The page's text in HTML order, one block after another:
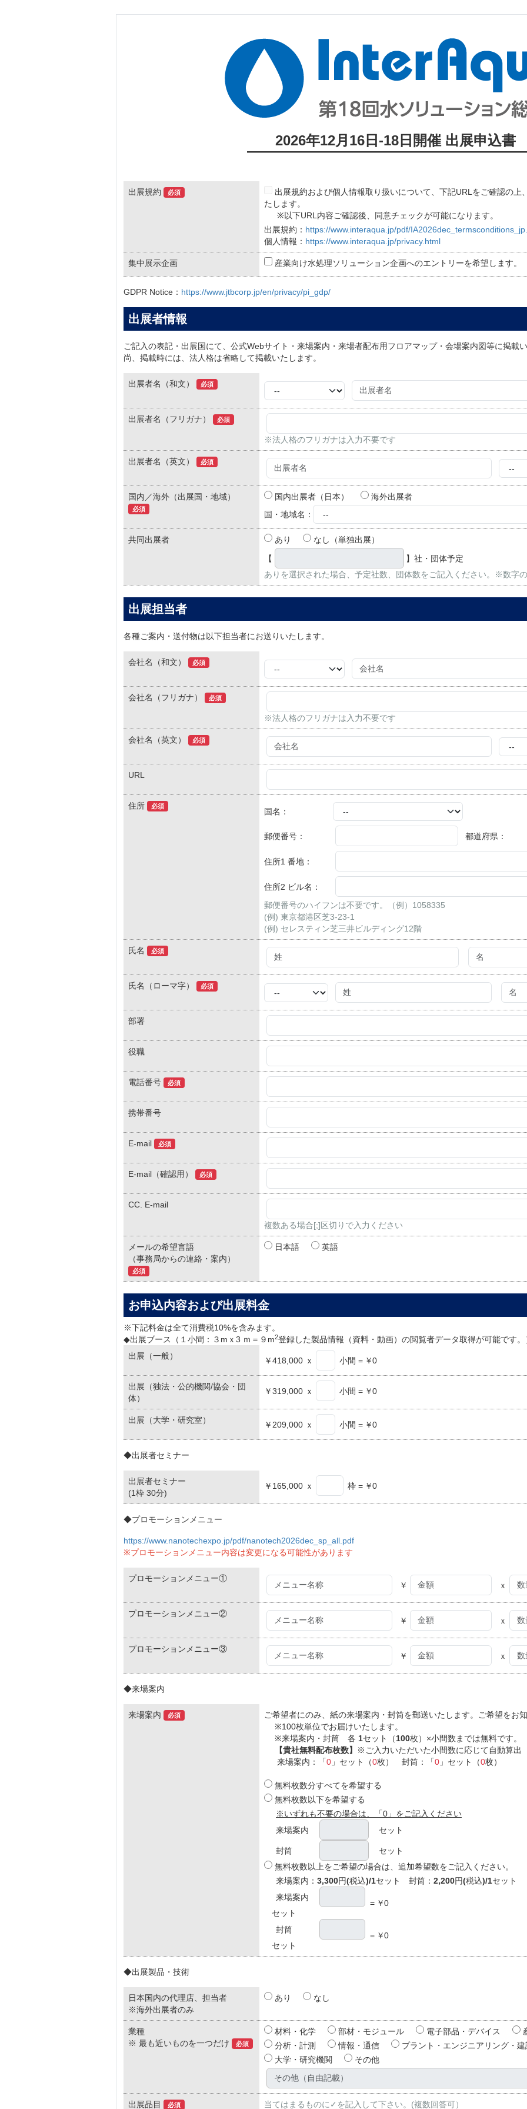
2026年12月16日-18日開催 出展申込書
出展規約 必須
出展規約および個人情報取り扱いについて、下記URLをご確認の上
たします。
※以下URL内容ご確認後、同意チェックが可能になります。
出展規約： https://www.interaqua.jp/pdf/
個人情報： https://www.interaqua.jp/privacy.html
集中展示企画 産業向け水処理ソリューション企画へのエントリーを希望します。
GDPR Notice： https://www.jtbcorp.jp/en/privacy/pi_gdp/
出展者情報
ご記入の表記・出展国にて、公式Webサイト・来場案内・来場者配布用フロアマップ・会場案内図等に掲載
尚、掲載時には、法人格は省略して掲載いたします。
出展者名（和文） 必須
出展者名（フリガナ） 必須
※法人格のフリガナは入力不要です
出展者名（英文） 必須
国内／海外（出展国・地域）
必須
国内出展者（日本）
海外出展者
国・地域名：
共同出展者 あり
なし（単独出展）
【
】社・団体予定
ありを選択された場合、予定社数、団体数をご記入ください。※数字
出展担当者
各種ご案内・送付物は以下担当者にお送りいたします。
会社名（和文） 必須
会社名（フリガナ） 必須
※法人格のフリガナは入力不要です
会社名（英文） 必須
URL
住所 必須
国名：
郵便番号： 都道府県：
住所1 番地：
住所2 ビル名：
郵便番号のハイフンは不要です。（例）1058335
(例) 東京都港区芝3-23-1
(例) セレスティン芝三井ビルディング12階
氏名 必須
氏名（ローマ字） 必須
部署
役職
電話番号 必須
携帯番号
E-mail 必須
E-mail（確認用） 必須
CC. E-mail
複数ある場合[;]区切りで入力ください
メールの希望言語
（事務局からの連絡・案内）
必須
日本語 英語
お申込内容および出展料金
※下記料金は全て消費税10%を含みます。
◆出展ブース（１小間：３mｘ3 ｍ＝９m2登録した製品情報（資料・動画）の閲覧者データ取得が可能です。
出展（一般）
￥418,000 ｘ 小間 = ￥0
出展（独法・公的機関/協会・団
体）
￥319,000 ｘ 小間 = ￥0
出展（大学・研究室） ￥209,000 ｘ 小間 = ￥0
◆出展者セミナー
出展者セミナー
(1枠 30分)
￥165,000 ｘ 枠 = ￥0
◆プロモーションメニュー
https://www.nanotechexpo.jp/pdf/nanotech2026dec_sp_all.pdf
※プロモーションメニュー内容は変更になる可能性があります
プロモーションメニュー①
￥ ｘ
プロモーションメニュー②
￥ ｘ
プロモーションメニュー③
￥ ｘ
◆来場案内
来場案内 必須
ご希望者にのみ、紙の来場案内・封筒を郵送いたします。ご希望をお
※100枚単位でお届けいたします。
※来場案内・封筒 各 1セット（100枚）×小間数までは無料です。
【貴社無料配布枚数】
※ご入力いただいた小間数に応じて自動算出
来場案内：「0 」セット（0枚） 封筒：「0 」セット（0枚）
無料枚数分すべてを希望する
無料枚数以下を希望する
※いずれも不要の場合は、「0」をご記入ください
来場案内
セット
封筒
セット
無料枚数以上をご希望の場合は、追加希望数をご記入ください。
来場案内： 3,300円(税込)/1セット 封筒： 2,200円(税込)/1セット
来場案内
セット
= ￥0
封筒
セット
= ￥0
◆出展製品・技術
日本国内の代理店、担当者
※海外出展者のみ
あり なし
業種
※ 最も近いものを一つだけ
必須
材料・化学 部材・モジュール 電子部品・デバイス
分析・計測
情報・通信
プラント・エンジニアリング・建
大学・研究機関
その他
出展品目 必須 当てはまるものに✓を記入して下さい。(複数回答可）